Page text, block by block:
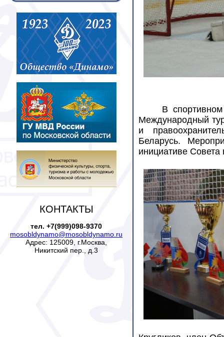
КОНТАКТЫ
тел. +7(999)098-9370
mosobldynamo@mosobldynamo.ru
Адрес: 125009, г.Москва,
Никитский пер., д.3
В
Международный
и
Беларусь.
инициативе